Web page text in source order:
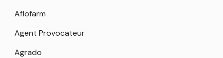
Aflofarm
Agent Provocateur
Agrado